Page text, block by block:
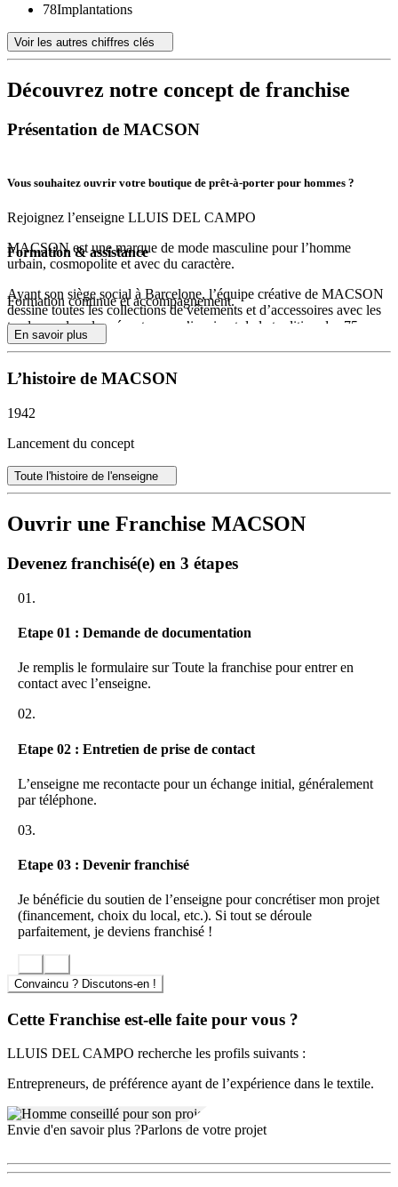
78Implantations
Voir les autres chiffres clés
Découvrez notre concept de franchise
Présentation de MACSON
Vous souhaitez ouvrir votre boutique de prêt-à-porter pour hommes ?
Rejoignez l’enseigne LLUIS DEL CAMPO
MACSON est une marque de mode masculine pour l’homme
urbain, cosmopolite et avec du caractère.
Ayant son siège social à Barcelone, l’équipe créative de MACSON
dessine toutes les collections de vêtements et d’accessoires avec les
tendances les plus récentes, en s’inspirant de la tradition des 75 ans
d’histoire de la marque.
Comme artisans du milieu urbain depuis des décennies, les
collections de MACSON se caractérisent par leur nouveauté, leur
inspirons dans le monde, dans l’extraordinaire, en recherchant
toujours l’innovation
sans pour autant oublier nos racines.
Faites partie d’une entreprise prospère sur le plan international et
d’un réseau de franchise en pleine expansion. Veuillez nous
contacter pour en savoir plus.
Formation & assistance
Formation continue et accompagnement.
En savoir plus
L’histoire de MACSON
1942
Lancement du concept
Toute l'histoire de l'enseigne
Ouvrir une Franchise MACSON
Devenez franchisé(e) en 3 étapes
01.
Etape 01 : Demande de documentation
Je remplis le formulaire sur Toute la franchise pour entrer en
contact avec l’enseigne.
02.
Etape 02 : Entretien de prise de contact
L’enseigne me recontacte pour un échange initial, généralement
par téléphone.
03.
Etape 03 : Devenir franchisé
Je bénéficie du soutien de l’enseigne pour concrétiser mon projet
(financement, choix du local, etc.). Si tout se déroule
parfaitement, je deviens franchisé !
Convaincu ? Discutons-en !
Cette Franchise est-elle faite pour vous ?
LLUIS DEL CAMPO recherche les profils suivants :
Entrepreneurs, de préférence ayant de l’expérience dans le textile.
Envie d'en savoir plus ?Parlons de votre projet